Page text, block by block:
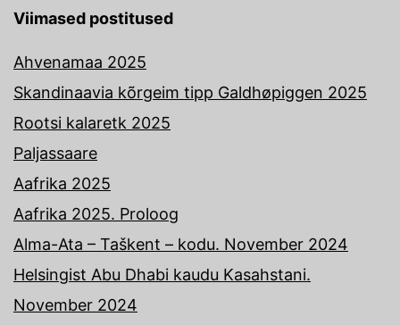
Viimased postitused
Ahvenamaa 2025
Skandinaavia kõrgeim tipp Galdhøpiggen 2025
Rootsi kalaretk 2025
Paljassaare
Aafrika 2025
Aafrika 2025. Proloog
Alma-Ata – Taškent – kodu. November 2024
Helsingist Abu Dhabi kaudu Kasahstani.
November 2024